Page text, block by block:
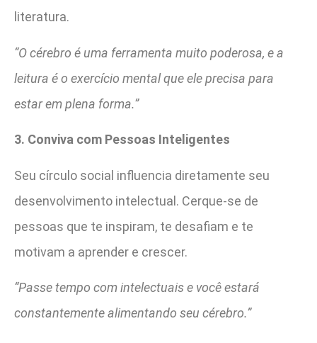
literatura.
“O cérebro é uma ferramenta muito poderosa, e a
leitura é o exercício mental que ele precisa para
estar em plena forma.”
3. Conviva com Pessoas Inteligentes
Seu círculo social influencia diretamente seu
desenvolvimento intelectual. Cerque-se de
pessoas que te inspiram, te desafiam e te
motivam a aprender e crescer.
“Passe tempo com intelectuais e você estará
constantemente alimentando seu cérebro.”